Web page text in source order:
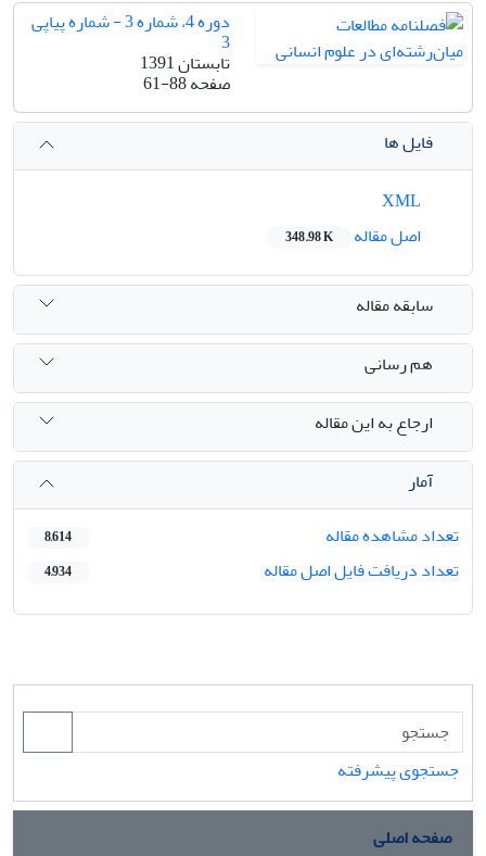
دوره 4، شماره 3 - شماره پیاپی
3
تابستان 1391
صفحه61-88
فایل ها
اصل مقاله
348.98 K
سابقه مقاله
هم رسانی
ارجاع به این مقاله
آمار
تعداد مشاهده مقاله
8,614
تعداد دریافت فایل اصل مقاله 4,934
جستجوی پیشرفته
صفحه اصلی